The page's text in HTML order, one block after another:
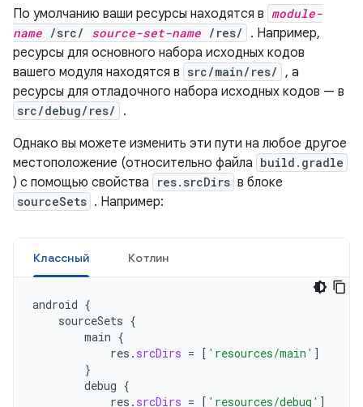
По умолчанию ваши ресурсы находятся в module-
name /src/ source-set-name /res/
. Например,
ресурсы для основного набора исходных кодов
вашего модуля находятся в src/main/res/ , а
ресурсы для отладочного набора исходных кодов — в
src/debug/res/
.
Однако вы можете изменить эти пути на любое другое
местоположение (относительно файла build.gradle
) с помощью свойства res.srcDirs в блоке
sourceSets . Например:
Классный Котлин
android {
sourceSets {
main {
res . srcDirs = [ 'resources/main' ]
}
debug {
res . srcDirs = [ 'resources/debug' ]